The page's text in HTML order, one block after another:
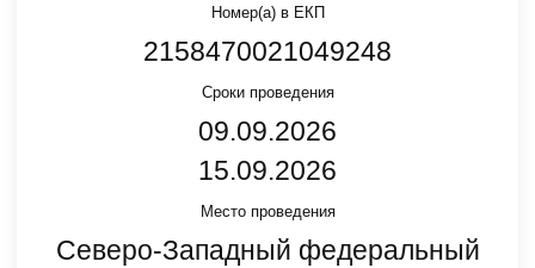
Номер(а) в ЕКП
2158470021049248
Сроки проведения
09.09.2026
15.09.2026
Место проведения
Северо-Западный федеральный